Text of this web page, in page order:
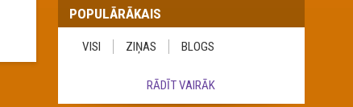
POPULĀRĀKAIS
VISI ZIŅAS BLOGS
RĀDĪT VAIRĀK